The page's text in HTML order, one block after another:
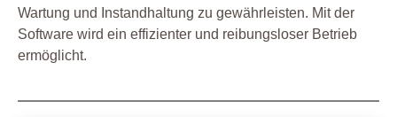
Wartung und Instandhaltung zu gewährleisten. Mit der
Software wird ein effizienter und reibungsloser Betrieb
ermöglicht.